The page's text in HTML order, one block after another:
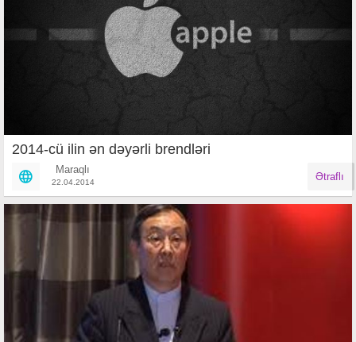
2014-cü ilin ən dəyərli brendləri
Maraqlı
22.04.2014 Ətraflı